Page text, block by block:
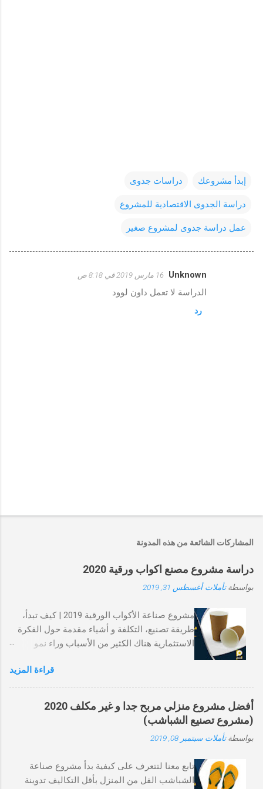
إبدأ مشروعك دراسات جدوى
دراسة الجدوى الاقتصادية للمشروع
عمل دراسة جدوى لمشروع صغير
Unknown 16 مارس 2019 في 8:18 ص
الدراسة لا تعمل داون لوود
رد
ا
ت
ع
ل
المشاركات الشائعة من هذه المدونة
دراسة مشروع مصنع اكواب ورقية 2020
بواسطةتأملات أغسطس 31, 2019
مشروع صناعة الأكواب الورقية 2019 | كيف تبدأ،
طريقة تصنيع، التكلفة و أشياء مقدمة حول الفكرة
الاستثمارية هناك الكثير من الأسباب وراء نمو
بالطبع، توافقه مع الطبيعة مقابل الأكواب
البلاستيكية. هو نوع يسهل التخلص منه و ينتهي به
المطاف في مكب النفايات كما الاكواب البلاستيكية.
و مع ذلك، تتحلل الورقة في فترة زمنية أقصر بينما
يستغرق البلاستيك مئات السنين ليتحلل تمامًا. و
السبب الآخر لتفضيله المتزايد هو أنه أكثر صحة و
الكؤوس الورقية هي منتجات مطلوبة للاستهلاك
الشامل، و بالتالي بمجرد تأسيس مشروع صناعة
قراءة المزيد
أفضل مشروع منزلي مربح جدا و غير مكلف 2020
(مشروع تصنيع الشباشب)
بواسطةتأملات سبتمبر 08, 2019
تابع معنا لتتعرف على كيفية بدأ مشروع صناعة
الشباشب الفل من المنزل بأقل التكاليف تدوينة